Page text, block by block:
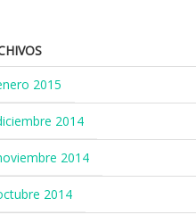
2015
2014
2014
2014